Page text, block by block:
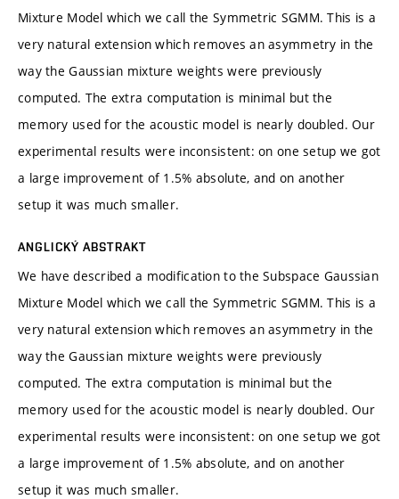
Mixture Model which we call the Symmetric SGMM. This is a
very natural extension which removes an asymmetry in the
way the Gaussian mixture weights were previously
computed. The extra computation is minimal but the
memory used for the acoustic model is nearly doubled. Our
experimental results were inconsistent: on one setup we got
a large improvement of 1.5% absolute, and on another
setup it was much smaller.
ANGLICKÝ ABSTRAKT
We have described a modification to the Subspace Gaussian
Mixture Model which we call the Symmetric SGMM. This is a
very natural extension which removes an asymmetry in the
way the Gaussian mixture weights were previously
computed. The extra computation is minimal but the
memory used for the acoustic model is nearly doubled. Our
experimental results were inconsistent: on one setup we got
a large improvement of 1.5% absolute, and on another
setup it was much smaller.